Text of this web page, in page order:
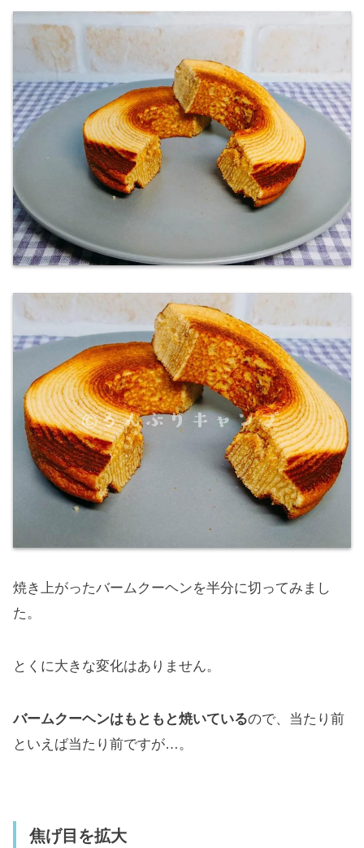
焼き上がったバームクーヘンを半分に切ってみまし
た。
とくに大きな変化はありません。
バームクーヘンはもともと焼いているので、当たり前
といえば当たり前ですが…。
焦げ目を拡大